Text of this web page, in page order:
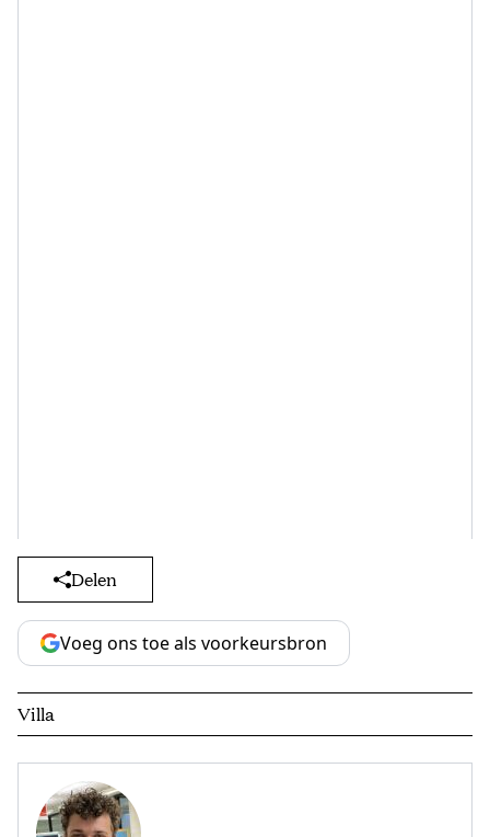
Delen
Voeg ons toe als voorkeursbron
Villa